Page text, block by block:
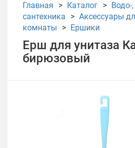
Главная Каталог
Водо-
сантехника
Аксессуары
комнаты
Ершики
Ерш для унитаза
бирюзовый